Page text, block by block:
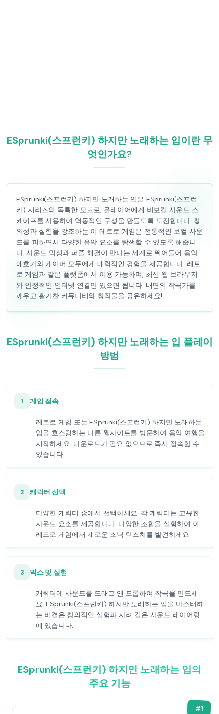
ESprunki(스프런키) 하지만 노래하는 입이란 무
엇인가요?
ESprunki(스프런키) 하지만 노래하는 입은 ESprunki(스프런
키) 시리즈의 독특한 모드로, 플레이어에게 비보컬 사운드 스
케이프를 사용하여 역동적인 구성을 만들도록 도전합니다. 창
의성과 실험을 강조하는 이 레트로 게임은 전통적인 보컬 사운
드를 피하면서 다양한 음악 요소를 탐색할 수 있도록 해줍니
다. 사운드 믹싱과 퍼즐 해결이 만나는 세계로 뛰어들어 음악
애호가와 게이머 모두에게 매력적인 경험을 제공합니다. 레트
로 게임과 같은 플랫폼에서 이용 가능하며, 최신 웹 브라우저
와 안정적인 인터넷 연결만 있으면 됩니다. 내면의 작곡가를
깨우고 활기찬 커뮤니티와 창작물을 공유하세요!
ESprunki(스프런키) 하지만 노래하는 입 플레이
방법
1 게임 접속
레트로 게임 또는 ESprunki(스프런키) 하지만 노래하는
입을 호스팅하는 다른 웹사이트를 방문하여 음악 여행을
시작하세요. 다운로드가 필요 없으므로 즉시 접속할 수
있습니다.
2 캐릭터 선택
다양한 캐릭터 중에서 선택하세요. 각 캐릭터는 고유한
사운드 요소를 제공합니다. 다양한 조합을 실험하여 이
레트로 게임에서 새로운 소닉 텍스처를 발견하세요.
3 믹스 및 실험
캐릭터에 사운드를 드래그 앤 드롭하여 작곡을 만드세
요. ESprunki(스프런키) 하지만 노래하는 입을 마스터하
는 비결은 창의적인 실험과 사려 깊은 사운드 레이어링
에 있습니다.
ESprunki(스프런키) 하지만 노래하는 입의
주요 기능
#1